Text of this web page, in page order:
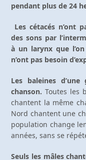
pendant plus de 24
Les cétacés n’ont
des sons par
à un larynx que
n’ont pas besoin
Les baleines
chanson. Toutes les
chantent la même
Nord chantent une
population change
années, sans se
Seuls les mâles